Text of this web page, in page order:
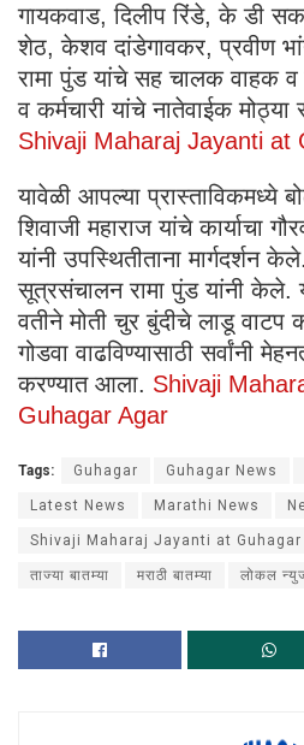
गायकवाड, दिलीप रिंडे, के डी
शेठ, केशव दांडेगावकर, प्रवीण
रामा पुंड यांचे सह चालक वाहक व
व कर्मचारी यांचे नातेवाईक
Shivaji Maharaj Jayanti at
यावेळी आपल्या प्रास्ताविकमध्ये
शिवाजी महाराज यांचे कार्याचा
यांनी उपस्थितीताना मार्गदर्शन
सूत्रसंचालन रामा पुंड यांनी केले.
वतीने मोती चुर बुंदीचे लाडू
गोडवा वाढविण्यासाठी सर्वांनी
करण्यात आला. Shivaji
Guhagar Agar
Tags: Guhagar Guhagar News
Latest News Marathi News
Shivaji Maharaj Jayanti at Guhagar
ताज्या बातम्या मराठी बातम्या लोकल